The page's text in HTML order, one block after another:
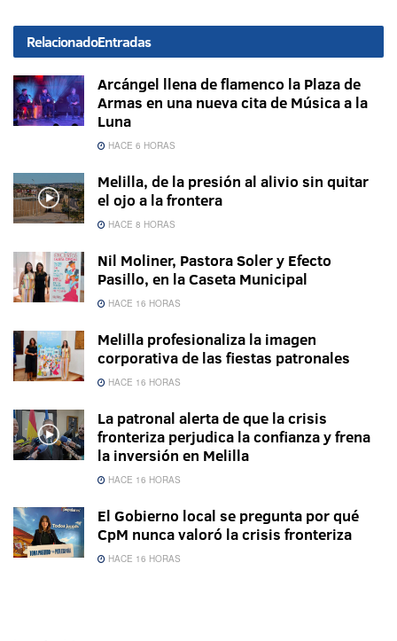
RelacionadoEntradas
Arcángel llena de flamenco la Plaza de
Armas en una nueva cita de Música a la
Luna
HACE 6 HORAS
Melilla, de la presión al alivio sin quitar
el ojo a la frontera
HACE 8 HORAS
Nil Moliner, Pastora Soler y Efecto
Pasillo, en la Caseta Municipal
HACE 16 HORAS
Melilla profesionaliza la imagen
corporativa de las fiestas patronales
HACE 16 HORAS
La patronal alerta de que la crisis
fronteriza perjudica la confianza y frena
la inversión en Melilla
HACE 16 HORAS
El Gobierno local se pregunta por qué
CpM nunca valoró la crisis fronteriza
HACE 16 HORAS